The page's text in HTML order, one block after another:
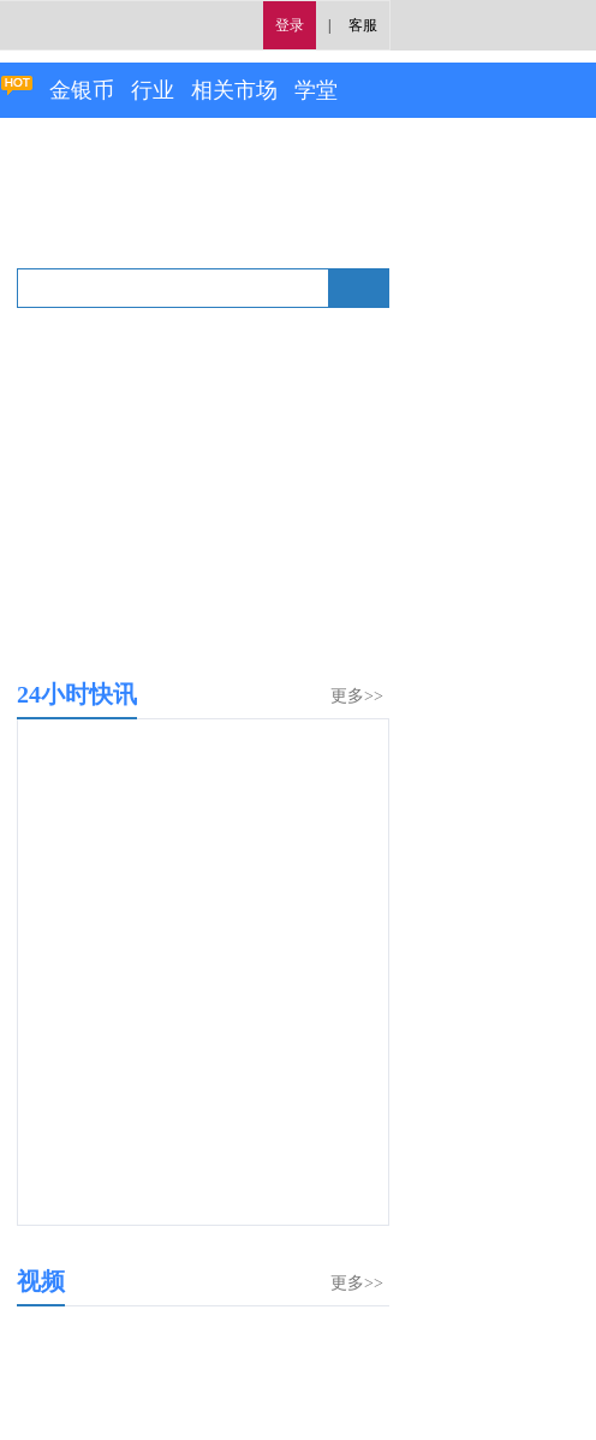
登录 客服
金银币 行业 相关市场 学堂
更多>>
24小时快讯
更多>>
视频